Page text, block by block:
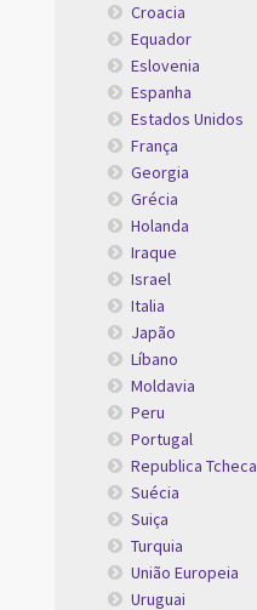
Croacia
Equador
Eslovenia
Espanha
Estados Unidos
França
Georgia
Grécia
Holanda
Iraque
Israel
Italia
Japão
Líbano
Moldavia
Peru
Portugal
Republica Tcheca
Suécia
Suiça
Turquia
União Europeia
Uruguai